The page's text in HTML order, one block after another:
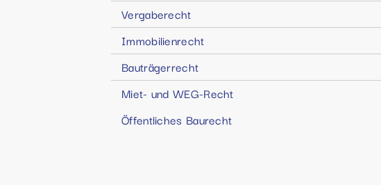
Vergaberecht
Immobilienrecht
Bauträgerrecht
Miet- und WEG-Recht
Öffentliches Baurecht